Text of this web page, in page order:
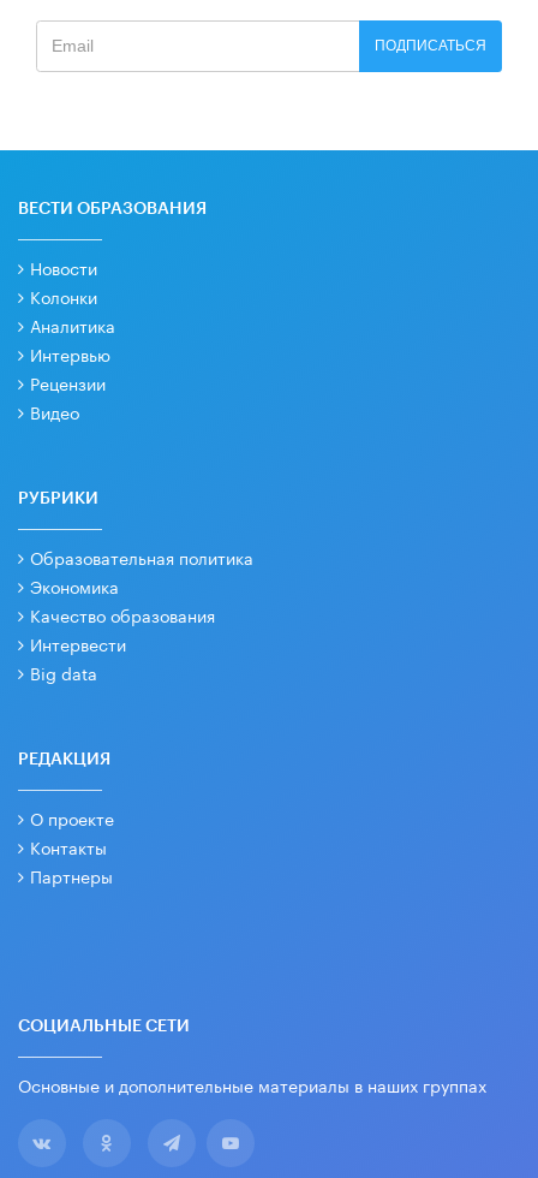
ПОДПИСАТЬСЯ
ВЕСТИ ОБРАЗОВАНИЯ
Новости
Колонки
Аналитика
Интервью
Рецензии
Видео
РУБРИКИ
Образовательная политика
Экономика
Качество образования
Интервести
Big data
РЕДАКЦИЯ
О проекте
Контакты
Партнеры
СОЦИАЛЬНЫЕ СЕТИ
Основные и дополнительные материалы в наших группах